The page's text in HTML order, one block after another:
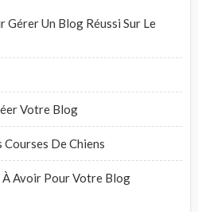
Gérer Un Blog Réussi Sur Le
Votre Blog
De Chiens
À Avoir Pour Votre Blog